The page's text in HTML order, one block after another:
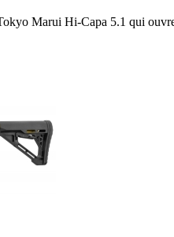
Marui Hi-Capa 5.1 qui